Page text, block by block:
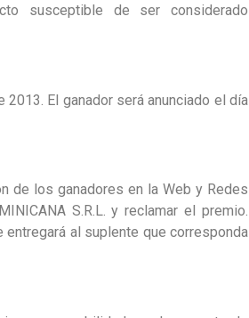
susceptible de ser considerado
El ganador será anunciado el día
de los ganadores en la Web y Redes
S.R.L. y reclamar el premio.
al suplente que corresponda